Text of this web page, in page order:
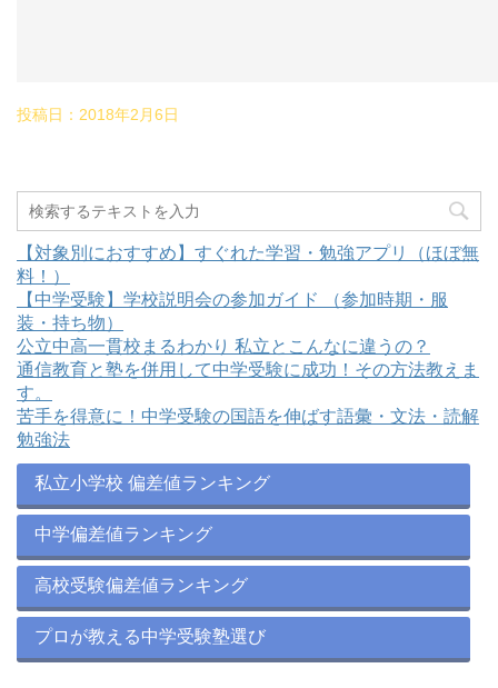
投稿日： 2018年2月6日
【対象別におすすめ】すぐれた学習・勉強アプリ（ほぼ無
料！）
【中学受験】学校説明会の参加ガイド （参加時期・服
装・持ち物）
公立中高一貫校まるわかり 私立とこんなに違うの？
通信教育と塾を併用して中学受験に成功！その方法教えま
す。
苦手を得意に！中学受験の国語を伸ばす語彙・文法・読解
勉強法
私立小学校 偏差値ランキング
中学偏差値ランキング
高校受験偏差値ランキング
プロが教える中学受験塾選び